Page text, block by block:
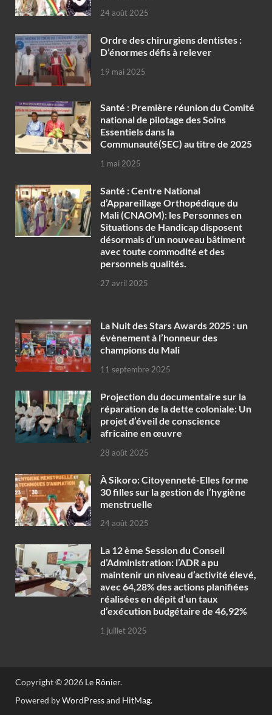
24 août 2025
Ordre des chirurgiens dentistes :
D’énormes défis à relever
19 mai 2025
Santé : Première réunion du Comité
national de pilotage des Soins
Essentiels dans la
Communauté(SEC) au titre de 2025
1 mai 2025
Santé : Centre National
d’Appareillage Orthopédique du
Mali (CNAOM): les Personnes en
Situations de Handicap disposent
désormais d’un nouveau bâtiment
avec toute commodité et des
personnels qualités.
27 avril 2025
‎La Nuit des Stars Awards 2025 : un
évènement à l’honneur des
champions du Mali
11 septembre 2025
Projection du documentaire sur la
réparation de la dette coloniale: Un
projet d’éveil de conscience
africaine en œuvre‎
28 août 2025
À Sikoro: Citoyenneté-Elles forme
30 filles sur la gestion de l’hygiène
menstruelle
24 août 2025
La 12 ème Session du Conseil
d’Administration: l’ADR a pu
maintenir un niveau d’activité élevé,
avec 64,28% des actions planifiées
réalisées en dépit d’un taux
d’exécution budgétaire de 46,92%
1 juillet 2025
Copyright © 2026 Le Rônier.
Powered byWordPressand HitMag.